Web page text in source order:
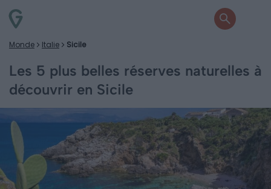
Monde Italie Sicile
Les 5 plus belles réserves naturelles à
découvrir en Sicile